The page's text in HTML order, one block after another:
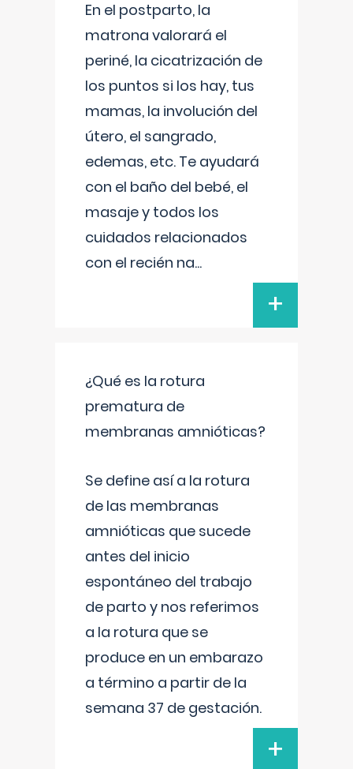
En el postparto, la
matrona valorará el
periné, la cicatrización de
los puntos si los hay, tus
mamas, la involución del
útero, el sangrado,
edemas, etc. Te ayudará
con el baño del bebé, el
masaje y todos los
cuidados relacionados
con el recién na...
+
¿Qué es la rotura
prematura de
membranas amnióticas?
Se define así a la rotura
de las membranas
amnióticas que sucede
antes del inicio
espontáneo del trabajo
de parto y nos referimos
a la rotura que se
produce en un embarazo
a término a partir de la
semana 37 de gestación.
+